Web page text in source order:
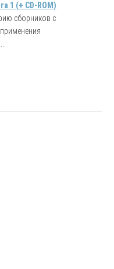
1 (+ CD-ROM)
сборников с